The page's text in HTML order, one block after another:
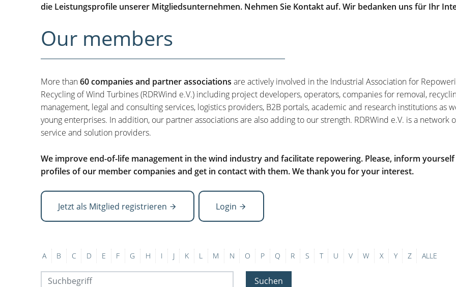
die Leistungsprofile unserer Mitgliedsunternehmen. Nehmen Sie Kontakt auf. Wir bedanken uns für Ihr
Our members
More than60 companies and partner associations are actively involved in the Industrial Association for
Recycling of Wind Turbines (RDRWind e.V.) including project developers, operators, companies for removal,
management, legal and consulting services, logistics providers, B2B portals, academic and research institutions as
young enterprises. In addition, our partner associations are also adding to our strength. RDRWind e.V. is a network
service and solution providers.
We improve end-of-life management in the wind industry and facilitate repowering. Please, inform
profiles of our member companies and get in contact with them. We thank you for your interest.
Jetzt als Mitglied registrieren Login
A B C D E F G H I J K L M N O P Q R S T U V W X Y Z ALLE
Suchen